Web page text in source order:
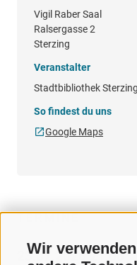
Wir
Vigil Raber Saal
Ralsergasse 2
Sterzing
Veranstalter
Stadtbibliothek Sterzing
So findest du uns
Google Maps
23.07.2026 21:00